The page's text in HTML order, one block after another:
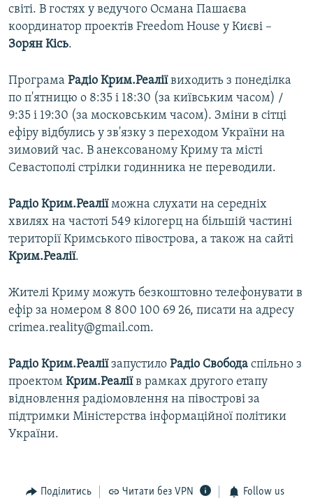
світі. В гостях у ведучого Османа Пашаєва
координатор проектів Freedom House у Києві –
Зорян Кісь.
Програма Радіо Крим.Реаліївиходить з понеділка
по п'ятницю о 8:35 і 18:30 (за київським часом) /
9:35 і 19:30 (за московським часом). Зміни в сітці
ефіру відбулись у зв'язку з переходом України на
зимовий час. В анексованому Криму та місті
Севастополі стрілки годинника не переводили.
Радіо Крим.Реаліїможна слухати на середніх
хвилях на частоті 549 кілогерц на більшій частині
території Кримського півострова, а також на сайті
Крим.Реалії.
Жителі Криму можуть безкоштовно телефонувати в
ефір за номером 8 800 100 69 26, писати на адресу
crimea.reality@gmail.com.
Радіо Крим.Реаліїзапустило Радіо Свобода спільно з
проектом Крим.Реаліїв рамках другого етапу
відновлення радіомовлення на півострові за
підтримки Міністерства інформаційної політики
України.
Поділитись Читати без VPN Follow us